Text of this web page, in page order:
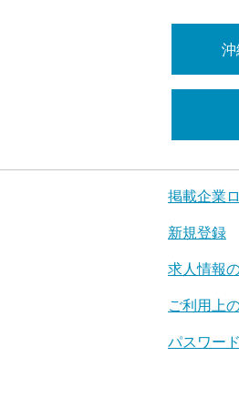
掲載企業
新規登録
求人情報
ご利用上
パスワー